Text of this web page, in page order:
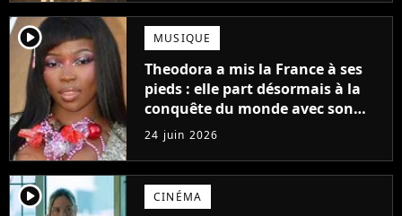
player2 MUSIQUE
Theodora a mis la France à ses
pieds : elle part désormais à la
conquête du monde avec son
premier gros feat international
24 juin 2026
player2 CINÉMA